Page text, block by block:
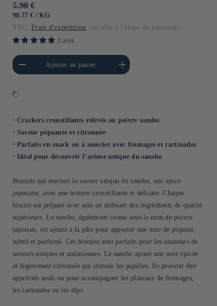
Prix
habituel
5.90 €
PRIX
90.77 € / PAR
KG
TTC. Frais d'expédition calculés à l'étape de paiement.
3 avis
quantité de Default
Title
Ajouter au panier
Augmenter la quantité de
Default Title
⋅ Crackers croustillants relevés au poivre sansho
⋅ Saveur piquante et citronnée
⋅ Parfaits en snack ou à associer avec fromages et tartinades
⋅ Idéal pour découvrir l’arôme unique du sansho
Biscuits qui marient la saveur unique du sansho, une épice
japonaise, avec une texture croustillante et délicate. Chaque
biscuit est préparé avec soin en utilisant des ingrédients de qualité
supérieure. Le sansho, également connu sous le nom de poivre
japonais, est ajouté à la pâte pour apporter une note de piquant
subtil et parfumé. Ces biscuits sont parfaits pour les amateurs de
saveurs uniques et audacieuses. Le sansho ajoute une note épicée
et légèrement citronnée qui stimule les papilles. Ils peuvent être
appréciés seuls ou pour accompagner les plateaux de fromages,
les tartinades ou les dips.